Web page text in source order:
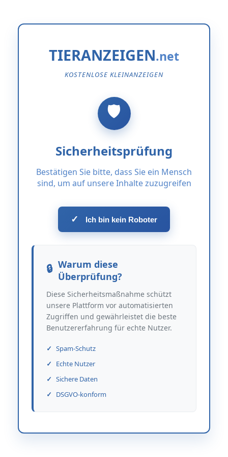
TIERANZEIGEN
KOSTENLOSE KLEINANZEIGEN
Sicherheitsprüfung
Bestätigen Sie bitte, dass Sie ein Mensch
sind, um auf unsere Inhalte zuzugreifen
✓ Ich bin kein Roboter
Warum diese
Überprüfung?
Diese Sicherheitsmaßnahme schützt
unsere Plattform vor automatisierten
Zugriffen und gewährleistet die beste
Benutzererfahrung für echte Nutzer.
Spam-Schutz
Echte Nutzer
Sichere Daten
DSGVO-konform